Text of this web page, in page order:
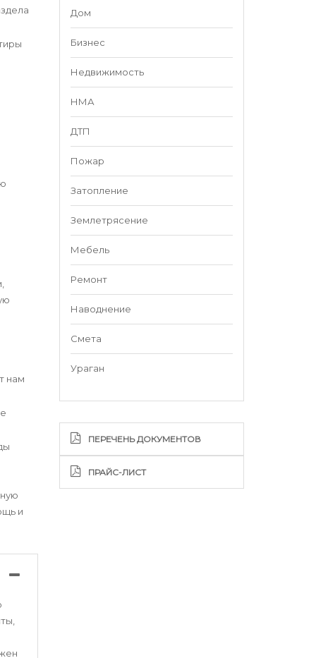
Дом
Бизнес
Недвижимость
НМА
ДТП
Пожар
Затопление
Землетрясение
Мебель
Ремонт
Наводнение
Смета
Ураган
ПЕРЕЧЕНЬ ДОКУМЕНТОВ
ПРАЙС-ЛИСТ
нам
и